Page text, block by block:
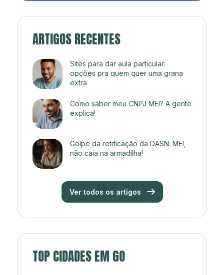
ARTIGOS RECENTES
Sites para dar aula particular:
opções pra quem quer uma grana
extra
Como saber meu CNPJ MEI? A gente
explica!
Golpe da retificação da DASN: MEI,
não caia na armadilha!
Ver todos os artigos
TOP CIDADES EM GO